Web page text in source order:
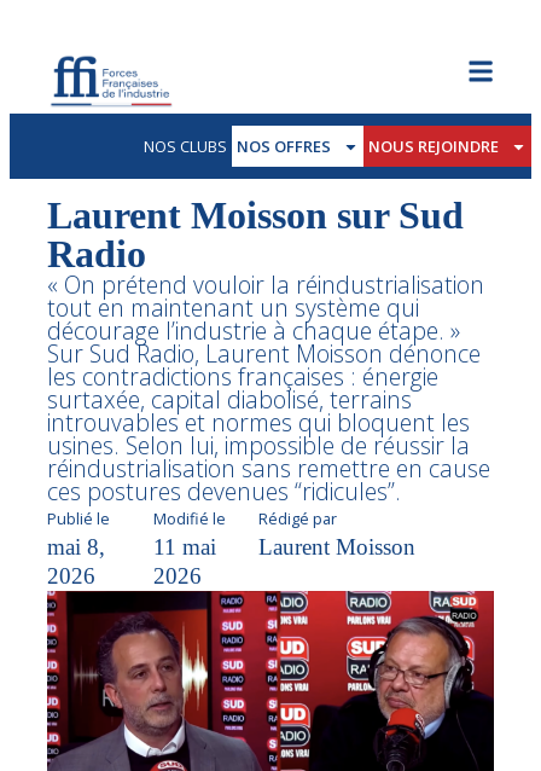
NOS CLUBS NOS OFFRES NOUS REJOINDRE
Laurent Moisson sur Sud
Radio
« On prétend vouloir la réindustrialisation
tout en maintenant un système qui
décourage l’industrie à chaque étape. »
Sur Sud Radio, Laurent Moisson dénonce
les contradictions françaises : énergie
surtaxée, capital diabolisé, terrains
introuvables et normes qui bloquent les
usines. Selon lui, impossible de réussir la
réindustrialisation sans remettre en cause
ces postures devenues “ridicules”.
Publié le
mai 8,
2026
Modifié le
11 mai
2026
Rédigé par
Laurent Moisson